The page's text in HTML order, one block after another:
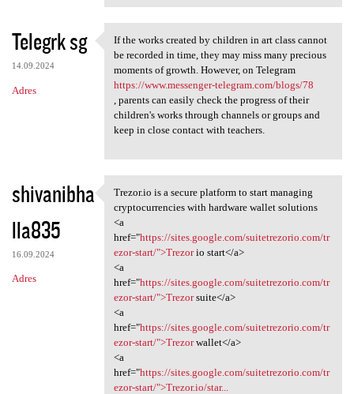
Telegrk sg
14.09.2024
Adres
If the works created by
If the works created by children in art class cannot
be recorded in time, they may miss many precious
moments of growth. However, on Telegram
https://www.messenger-telegram.com/blogs/78
, parents can easily check the progress of their
children's works through channels or groups and
keep in close contact with teachers.
shivanibha
lla835
16.09.2024
Adres
Trezor.io is a secure
Trezor.io is a secure platform to start managing
cryptocurrencies with hardware wallet solutions
<a
href="https://sites.google.com/suitetrezorio.com/tr
ezor-start/">Trezorio start</a>
<a
href="https://sites.google.com/suitetrezorio.com/tr
ezor-start/">Trezorsuite</a>
<a
href="https://sites.google.com/suitetrezorio.com/tr
ezor-start/">Trezorwallet</a>
<a
href="https://sites.google.com/suitetrezorio.com/tr
ezor-start/">Trezor.io/star...